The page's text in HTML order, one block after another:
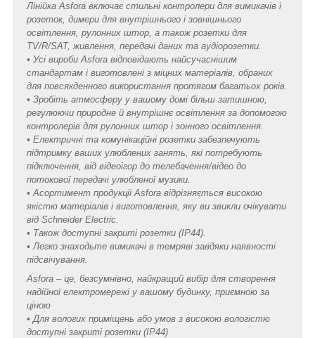
Лінійка Asfora включає стильні контролери для вимикачів і
розеток, димери для внутрішнього і зовнішнього
освітлення, рулонних штор, а також розетки для
TV/R/SAT, живлення, передачі даних та аудіорозетки.
• Усі вироби Asfora відповідають найсучаснішим
стандартам і виготовлені з міцних матеріалів, обраних
для повсякденного використання протягом багатьох років.
• Зробіть атмосферу у вашому домі більш затишною,
регулюючи природне й внутрішнє освітлення за допомогою
контролерів для рулонних штор і зонного освітлення.
• Електричні та комунікаційні розетки забезпечують
підтримку ваших улюблених занять, які потребують
підключення, від відеоігор до телебачення/відео до
потокової передачі улюбленої музики.
• Асортимент продукції Asfora відрізняється високою
якістю матеріалів і виготовлення, яку ви звикли очікувати
від Schneider Electric.
• Також доступні закриті розетки (IP44).
• Легко знаходьте вимикачі в темряві завдяки наявності
підсвічування.
Asfora – це, безсумнівно, найкращий вибір для створення
надійної електромережі у вашому будинку, приємною за
ціною
• Для вологих приміщень або умов з високою вологістю
доступні закриті розетки (IP44)